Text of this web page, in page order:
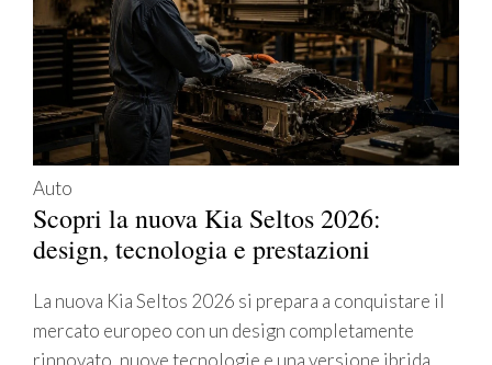
Auto
Scopri la nuova Kia Seltos 2026:
design, tecnologia e prestazioni
La nuova Kia Seltos 2026 si prepara a conquistare il
mercato europeo con un design completamente
rinnovato, nuove tecnologie e una versione ibrida.